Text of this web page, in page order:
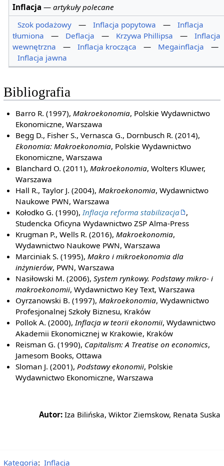
Inflacja —artykuły polecane
Szok podażowy
— Inflacja popytowa —
Inflacja
tłumiona
— Deflacja — Krzywa Phillipsa —
Inflacja
wewnętrzna
— Inflacja krocząca — Megainflacja
—
Inflacja jawna
Bibliografia
Barro R. (1997), Makroekonomia, Polskie Wydawnictwo
Ekonomiczne, Warszawa
Begg D., Fisher S., Vernasca G., Dornbusch R. (2014),
Ekonomia: Makroekonomia, Polskie Wydawnictwo
Ekonomiczne, Warszawa
Blanchard O. (2011), Makroekonomia, Wolters Kluwer,
Warszawa
Hall R., Taylor J. (2004), Makroekonomia, Wydawnictwo
Naukowe PWN, Warszawa
Kołodko G. (1990), Inflacja reforma stabilizacja
,
Studencka Oficyna Wydawnictwo ZSP Alma-Press
Krugman P., Wells R. (2016), Makroekonomia,
Wydawnictwo Naukowe PWN, Warszawa
Marciniak S. (1995), Makro i mikroekonomia dla
inżynierów, PWN, Warszawa
Nasiłowski M. (2006),System rynkowy. Podstawy mikro- i
makroekonomii, Wydawnictwo Key Text, Warszawa
Oyrzanowski B. (1997), Makroekonomia, Wydawnictwo
Profesjonalnej Szkoły Biznesu, Kraków
Pollok A. (2000), Inflacja w teorii ekonomii, Wydawnictwo
Akademii Ekonomicznej w Krakowie, Kraków
Reisman G. (1990), Capitalism: A Treatise on economics,
Jamesom Books, Ottawa
Sloman J. (2001), Podstawy ekonomii, Polskie
Wydawnictwo Ekonomiczne, Warszawa
Autor: Iza Bilińska, Wiktor Ziemskow, Renata Suska
Kategoria: Inflacja